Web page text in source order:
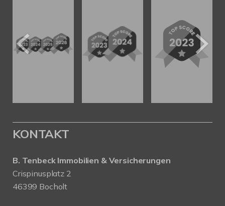
KONTAKT
B. Tenbeck Immobilien & Versicherungen
Crispinusplatz 2
46399 Bocholt